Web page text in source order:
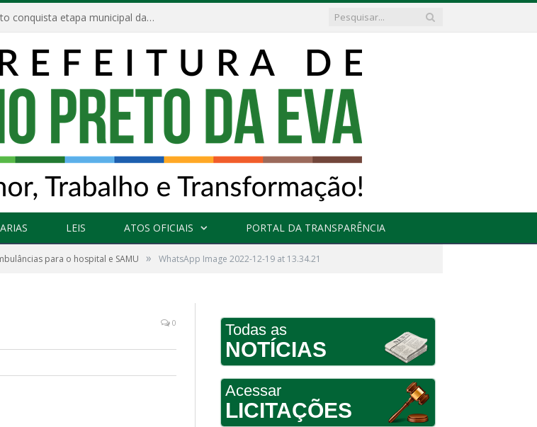
Escola Municipal Divino Espírito Santo conquista etapa municipal da V Feira Amazonense de Matemática
LEIS ATOS OFICIAIS PORTAL DA TRANSPARÊNCIA
para o hospital e SAMU » WhatsApp Image 2022-12-19 at 13.34.21
0 Todas as
NOTÍCIAS
Acessar
LICITAÇÕES